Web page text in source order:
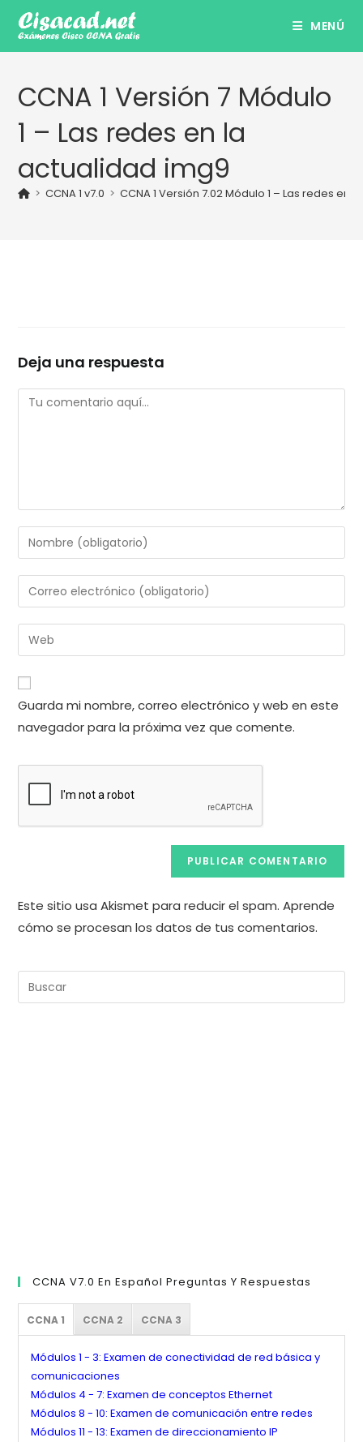
contenido
MENÚ
CCNA 1 Versión 7 Módulo
1 – Las redes en la
actualidad img9
> CCNA 1 v7.0 > CCNA 1 Versión 7.02 Módulo 1 – Las redes en
Deja una respuesta
Comentario
Introduce
tu
nombre
de
usuario
para
comentar
Introduce
tu
dirección
de
electrónico
para
comentar
Introduce
la
URL
de
tu
web
Guarda mi nombre, correo electrónico y web en este
navegador para la próxima vez que comente.
Este sitio usa Akismet para reducir el spam.Aprende
cómo se procesan los datos de tus comentarios.
CCNA V7.0 En Español Preguntas Y Respuestas
CCNA 1 CCNA 2 CCNA 3
Módulos 1 - 3: Examen de conectividad de red básica y
comunicaciones
Módulos 4 - 7: Examen de conceptos Ethernet
Módulos 8 - 10: Examen de comunicación entre redes
Módulos 11 - 13: Examen de direccionamiento IP